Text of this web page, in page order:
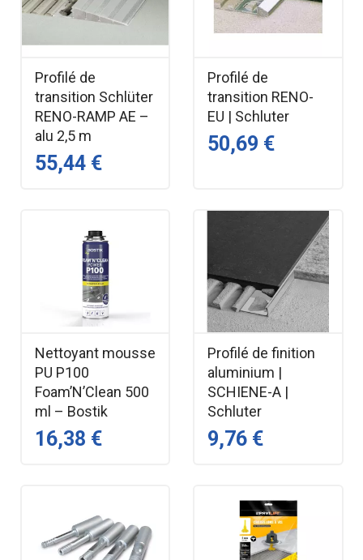
Profilé de
transition Schlüter
RENO-RAMP AE –
alu 2,5 m
55,44 €
Profilé de
transition RENO-
EU | Schluter
50,69 €
Nettoyant mousse
PU P100
Foam’N’Clean 500
ml – Bostik
16,38 €
Profilé de finition
aluminium |
SCHIENE-A |
Schluter
9,76 €